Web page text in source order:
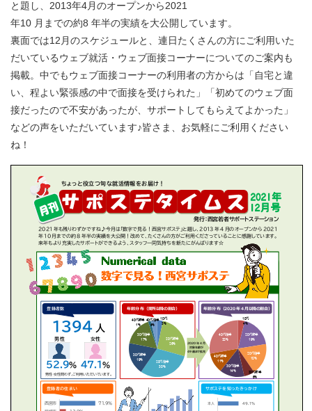
と題し、2013年4月のオープンから2021
年10 月までの約8 年半の実績を大公開しています。
裏面では12月のスケジュールと、連日たくさんの方にご利用いた
だいているウェブ就活・ウェブ面接コーナーについてのご案内も
掲載。中でもウェブ面接コーナーの利用者の方からは「自宅と違
い、程よい緊張感の中で面接を受けられた」「初めてのウェブ面
接だったので不安があったが、サポートしてもらえてよかった」
などの声をいただいています♪皆さま、お気軽にご利用ください
ね！